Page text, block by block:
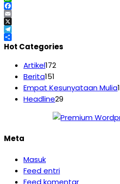
WhatsApp
Facebook
Email
X
Telegram
Share
Hot Categories
Artikel172
Berita151
Empat Kesunyataan Mulia1
Headline29
Meta
Masuk
Feed entri
Feed komentar